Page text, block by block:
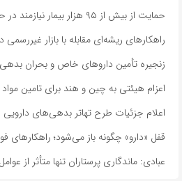
حمایت از بیش از ۹۵ هزار بیمار نیازمند در حوزه درمان و دارو
راهکارهای ریشه‌ای مقابله با بازار غیررسمی
زنجیره تأمین داروهای خاص و بحران
اعزام هیئتی به چین و هند برای تامین مواد
اعلام جزئیات طرح تهاتر بدهی‌های دارویی
قفل «دارو» چگونه باز می‌شود؛ راهکارهای
عبادی: ماندگاری پرستاران تنها متأثر از